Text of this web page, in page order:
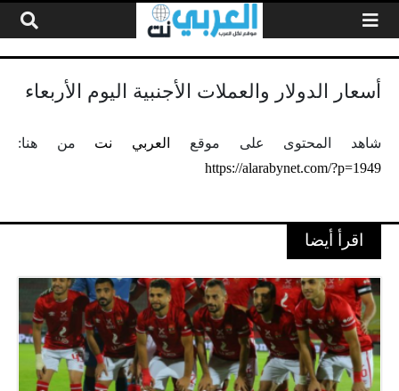
أسعار الدولار والعملات الأجنبية اليوم الأربعاء
شاهد المحتوى على موقع العربي نت من هنا:
https://alarabynet.com/?p=1949
اقرأ أيضا